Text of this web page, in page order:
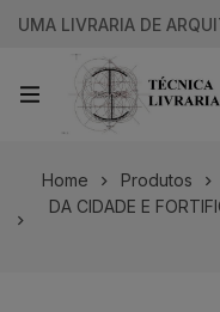
UMA LIVRARIA DE
Home Produtos
DA CIDADE E